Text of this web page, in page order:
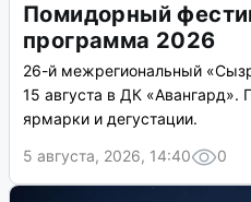
Помидорный
программа 2026
26-й межрегиональный
15 августа в ДК «Авангард».
ярмарки и дегустации.
5 августа, 2026, 14:40
0